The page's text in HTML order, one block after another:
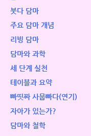
붓다 담마
주요 담마 개념
리빙 담마
담마와 과학
세 단계 실천
테이블과 요약
빠띳짜 사뭅빠다(연기)
자아가 있는가?
담마와 철학